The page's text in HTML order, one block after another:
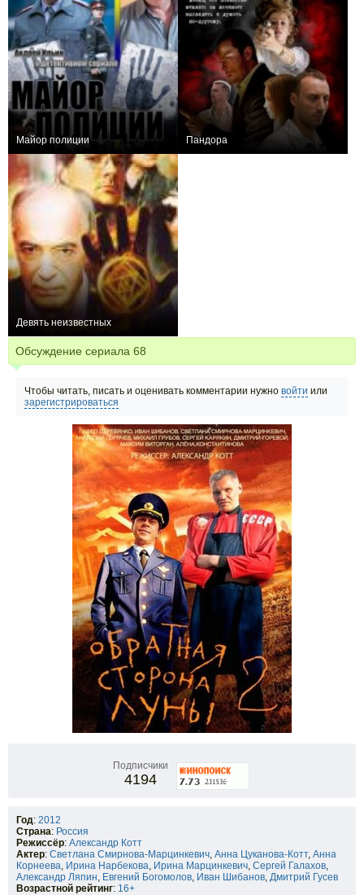
Майор полиции Пандора
Девять неизвестных
Обсуждение сериала 68
Чтобы читать, писать и оценивать комментарии нужно войти или
зарегистрироваться
Подписчики
4194
Год: 2012
Страна: Россия
Режиссёр: Александр Котт
Актер: Светлана Смирнова-Марцинкевич, Анна Цуканова-Котт, Анна
Корнеева, Ирина Нарбекова, Ирина Марцинкевич, Сергей Галахов,
Александр Ляпин, Евгений Богомолов, Иван Шибанов, Дмитрий Гусев
Возрастной рейтинг: 16+